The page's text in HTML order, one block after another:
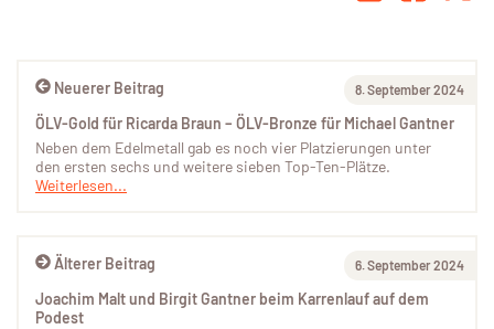
Älterer Beitrag 6. September 2024
Joachim Malt und Birgit Gantner beim Karrenlauf auf dem
Podest
Neuerer Beitrag 8. September 2024
ÖLV-Gold für Ricarda Braun – ÖLV-Bronze für Michael Gantner
Neben dem Edelmetall gab es noch vier Platzierungen unter
den ersten sechs und weitere sieben Top-Ten-Plätze.
Weiterlesen...